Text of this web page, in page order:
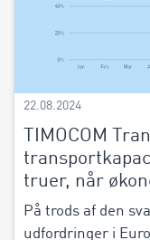
22.08.2024
TIMOCOM
truer, når
På trods af den
udfordringer i